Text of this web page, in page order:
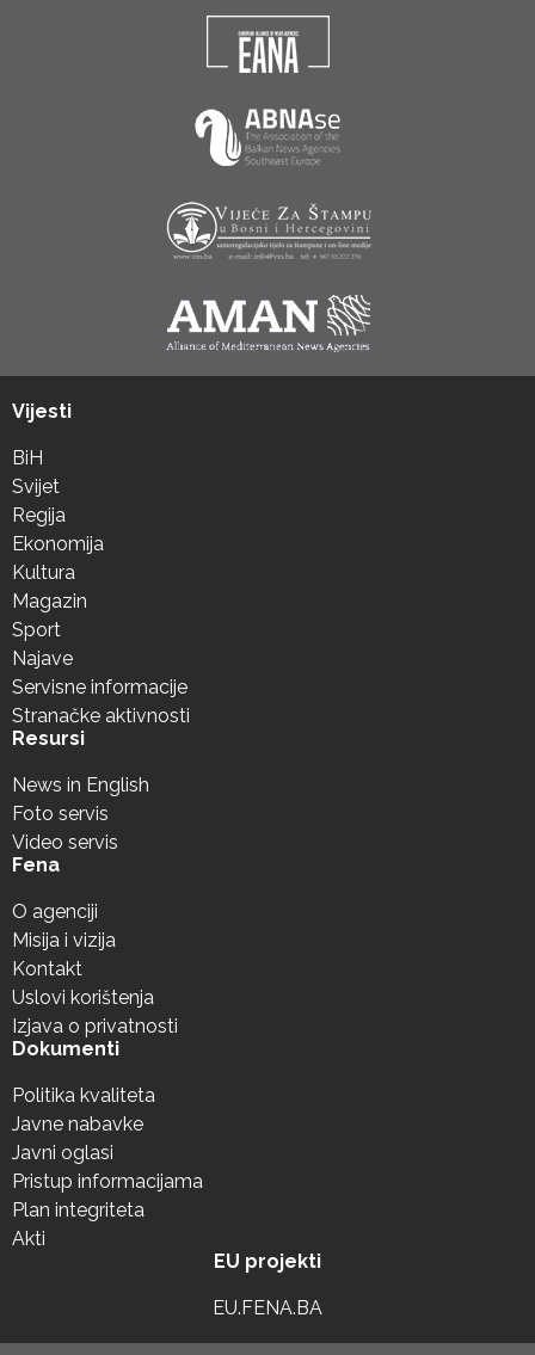
Vijesti
BiH
Svijet
Regija
Ekonomija
Kultura
Magazin
Sport
Najave
Servisne informacije
Stranačke aktivnosti
Resursi
News in English
Foto servis
Video servis
Fena
O agenciji
Misija i vizija
Kontakt
Uslovi korištenja
Izjava o privatnosti
Dokumenti
Politika kvaliteta
Javne nabavke
Javni oglasi
Pristup informacijama
Plan integriteta
Akti
EU projekti
EU.FENA.BA